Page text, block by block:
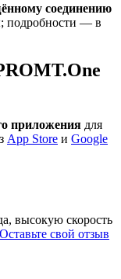
соединению
подробности — в
приложения для
App Store и Google
высокую скорость
Оставьте свой отзыв